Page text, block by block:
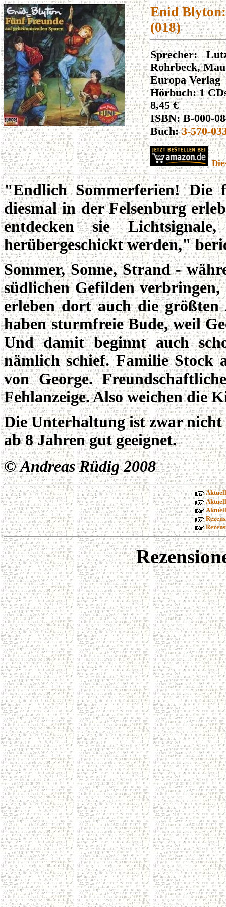
Enid
(018)
Sprecher:
Rohrbeck,
Europa Verlag
Hörbuch: 1
8,45 €
ISBN: B-000-
Buch:3-570-
"Endlich Sommerferien! Die
diesmal in der Felsenburg
entdecken sie
herübergeschickt werden,"
Sommer, Sonne, Strand -
südlichen Gefilden
erleben dort auch die
haben sturmfreie Bude, weil
Und damit beginnt auch
nämlich schief. Familie Stock
von George.
Fehlanzeige. Also weichen die
Die Unterhaltung ist zwar
ab 8 Jahren gut geeignet.
© Andreas Rüdig 2008